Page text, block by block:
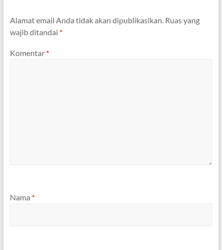
Alamat email Anda tidak akan dipublikasikan. Ruas yang
wajib ditandai *
Komentar *
Nama *